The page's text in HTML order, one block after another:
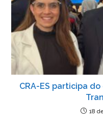
CRA-ES participa
18